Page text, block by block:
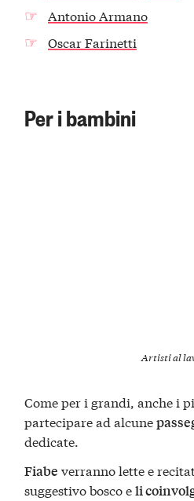
Antonio Armano
Oscar Farinetti
Per i bambini
Artisti al
Come per i grandi, anche i
partecipare ad alcune
dedicate.
Fiabe verranno lette e
suggestivo bosco eli